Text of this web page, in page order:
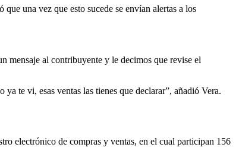
una vez que esto sucede se envían alertas a los
mensaje al contribuyente y le decimos que revise el
te vi, esas ventas las tienes que declarar”, añadió Vera.
electrónico de compras y ventas, en el cual participan 156